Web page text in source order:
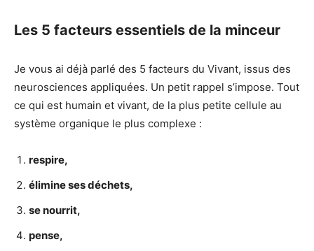
Les 5 facteurs essentiels de la minceur
Je vous ai déjà parlé des 5 facteurs du Vivant, issus des
neurosciences appliquées. Un petit rappel s’impose. Tout
ce qui est humain et vivant, de la plus petite cellule au
système organique le plus complexe :
respire,
élimine ses déchets,
se nourrit,
pense,